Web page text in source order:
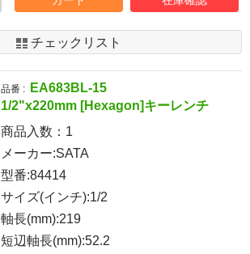
チェックリスト
品番 :
EA683BL-15
1/2"x220mm [Hexagon]キーレンチ
商品入数： 1
メーカー:SATA
型番:84414
サイズ(インチ):1/2
軸長(mm):219
短辺軸長(mm):52.2